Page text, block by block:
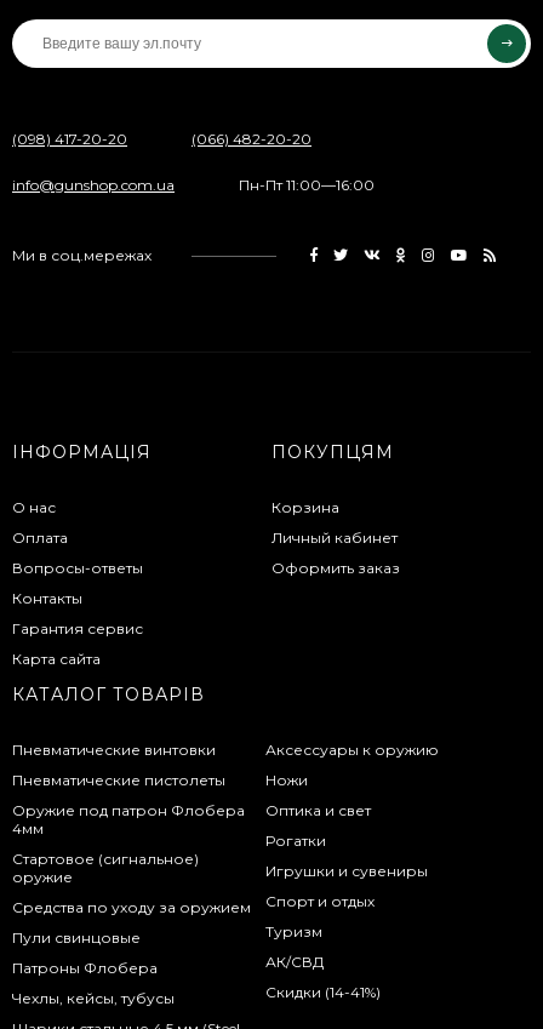
(098) 417-20-20 (066) 482-20-20
info@gunshop.com.ua Пн-Пт 11:00—16:00
Ми в соц.мережах
ІНФОРМАЦІЯ
О нас
Оплата
Вопросы-ответы
Контакты
Гарантия сервис
Карта сайта
ПОКУПЦЯМ
Корзина
Личный кабинет
Оформить заказ
КАТАЛОГ ТОВАРІВ
Пневматические винтовки
Пневматические пистолеты
Оружие под патрон Флобера
4мм
Стартовое (сигнальное)
оружие
Средства по уходу за оружием
Пули свинцовые
Патроны Флобера
Чехлы, кейсы, тубусы
Аксессуары к оружию
Ножи
Оптика и свет
Рогатки
Игрушки и сувениры
Спорт и отдых
Туризм
АК/СВД
Скидки (14-41%)